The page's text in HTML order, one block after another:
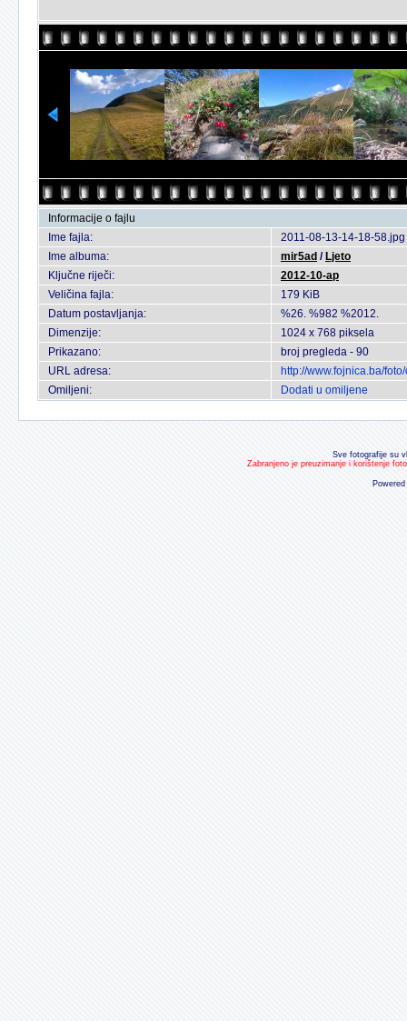
Informacije o fajlu
Ime fajla:
2011-08-13-14-18-58.jpg
Ime albuma:
mir5ad / Ljeto
Ključne riječi:
2012-10-ap
Veličina fajla:
179 KiB
Datum postavljanja:
%26. %982 %2012.
Dimenzije:
1024 x 768 piksela
Prikazano:
broj pregleda - 90
URL adresa:
http://www.fojnica.ba/
Omiljeni:
Dodati u omiljene
Sve fotografije su
Zabranjeno je preuzimanje i korištenje